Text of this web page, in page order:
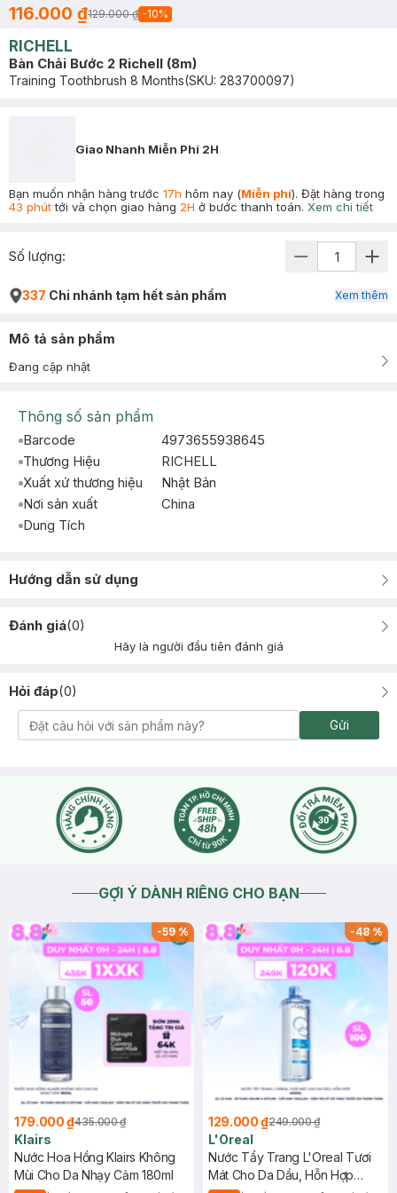
116.000 ₫129.000 ₫ -10%
RICHELL
Bàn Chải Bước 2 Richell (8m)
Training Toothbrush 8 Months(SKU: 283700097)
Giao Nhanh Miễn Phí 2H
Bạn muốn nhận hàng trước 17h hôm nay (Miễn phí). Đặt hàng trong
43 phúttới và chọn giao hàng 2H ở bước thanh toán. Xem chi tiết
Số lượng:
337 Chi nhánh tạm hết sản phẩm Xem thêm
Mô tả sản phẩm
Đang cập nhật
Thông số sản phẩm
Barcode
4973655938645
Thương Hiệu
RICHELL
Xuất xứ thương hiệu
Nhật Bản
Nơi sản xuất
China
Dung Tích
Hướng dẫn sử dụng
Đánh giá(0)
Hãy là người đầu tiên đánh giá
Hỏi đáp(0)
Gửi
GỢI Ý DÀNH RIÊNG CHO BẠN
-59%
179.000 ₫435.000 ₫
Klairs
Nước Hoa Hồng Klairs Không
Mùi Cho Da Nhạy Cảm 180ml
-48%
129.000 ₫249.000 ₫
L'Oreal
Nước Tẩy Trang L'Oreal Tươi
Mát Cho Da Dầu, Hỗn Hợp